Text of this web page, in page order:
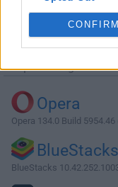
CONFIRM
¿Por qué se
Top Descargas
Opera
Opera 134.0 Build 5954.46
BlueStacks
BlueStacks